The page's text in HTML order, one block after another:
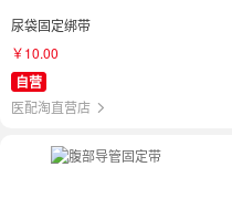
尿袋固定绑带
￥10.00
自营
医配淘直营店